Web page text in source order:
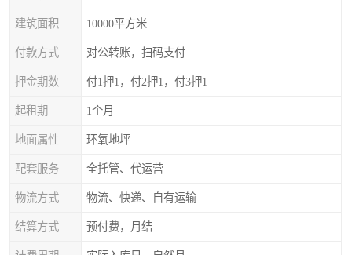
建筑面积 10000平方米
付款方式 对公转账，扫码支付
押金期数 付1押1，付2押1，付3押1
起租期 1个月
地面属性 环氧地坪
配套服务 全托管、代运营
物流方式 物流、快递、自有运输
结算方式 预付费，月结